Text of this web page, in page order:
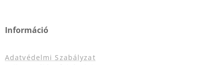
Információ
Adatvédelmi Szabályzat